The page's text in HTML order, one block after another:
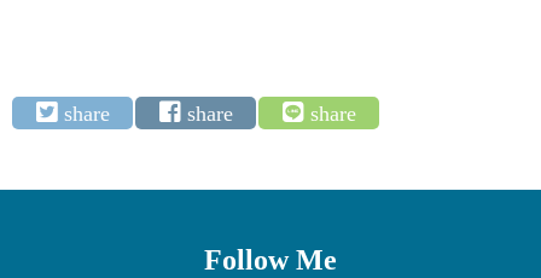
Follow Me